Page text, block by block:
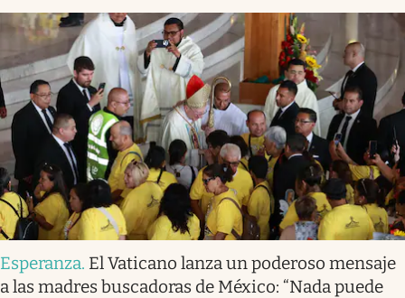
Esperanza. El Vaticano lanza un poderoso mensaje
a las madres buscadoras de México: “Nada puede